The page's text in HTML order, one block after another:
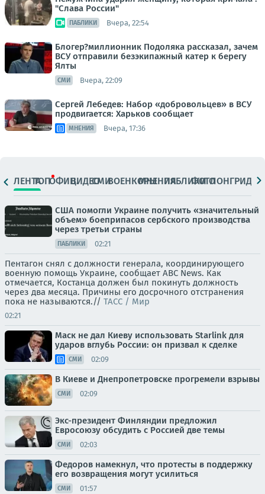
"Слава России"
ПАБЛИКИ Вчера, 22:54
Блогер?миллионник Подоляка рассказал, зачем
ВСУ отправили безэкипажный катер к берегу
Ялты
СМИ Вчера, 22:09
Сергей Лебедев: Набор «добровольцев» в ВСУ
продвигается: Харьков сообщает
МНЕНИЯ Вчера, 17:36
ЛЕНТАТОПОФИЦ.ВИДЕОСМИВОЕНКОРЫМНЕНИЯПАБЛИКИ
ФОТОЛОНГРИДЫ
США помогли Украине получить «значительный
объем» боеприпасов сербского производства
через третьи страны
ПАБЛИКИ 02:21
Пентагон снял с должности генерала, координирующего
военную помощь Украине, сообщает ABC News. Как
отмечается, Костанца должен был покинуть должность
через два месяца. Причины его досрочного отстранения
пока не называются.// ТАСС / Мир
02:21
Маск не дал Киеву использовать Starlink для
ударов вглубь России: он призвал к сделке
СМИ 02:09
В Киеве и Днепропетровске прогремели взрывы
СМИ 02:09
Экс-президент Финляндии предложил
Евросоюзу обсудить с Россией две темы
СМИ 02:03
Федоров намекнул, что протесты в поддержку
его возвращения могут усилиться
СМИ 01:57